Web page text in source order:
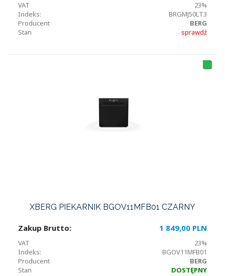
VAT
23%
Indeks:
BRGMJ50LT3
Producent
BERG
Stan
sprawdź
T
LI
XBERG PIEKARNIK BGOV11MFB01 CZARNY
Zakup Brutto: 1 849,00 PLN
VAT
23%
Indeks:
BGOV11MFB01
Producent
BERG
Stan
DOSTĘPNY